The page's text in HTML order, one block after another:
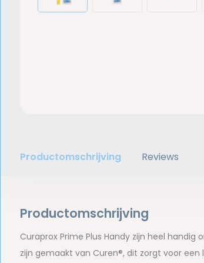
Productomschrijving Reviews
Productomschrijving
Curaprox Prime Plus Handy zijn heel
zijn gemaakt van Curen®, dit zorgt voor